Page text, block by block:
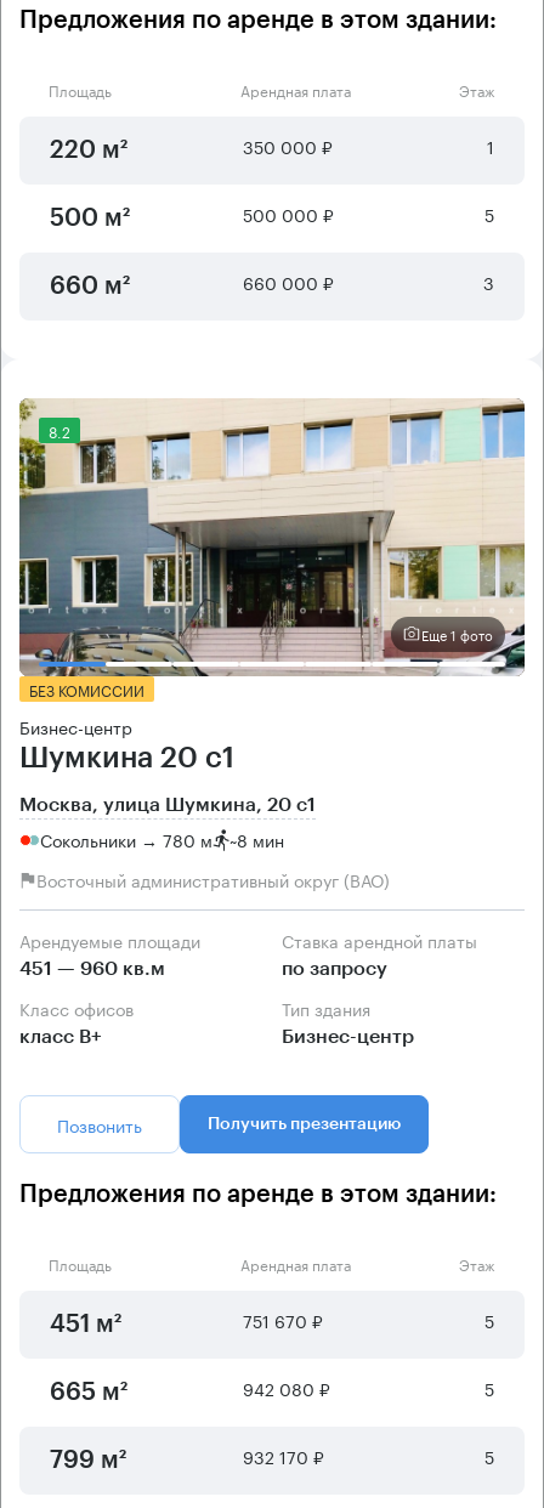
Предложения по аренде в этом здании:
Площадь Арендная плата Этаж
220 м² 350 000 ₽ 1
500 м² 500 000 ₽ 5
660 м² 660 000 ₽ 3
8.2
Еще 1 фото
БЕЗ КОМИССИИ
Бизнес-центр
Шумкина 20 с1
Москва, улица Шумкина, 20 с1
Сокольники → 780 м ~8 мин
Восточный административный округ (ВАО)
Арендуемые площади
451 — 960 кв.м
Ставка арендной платы
по запросу
Класс офисов
класс B+
Тип здания
Бизнес-центр
Позвонить Получить презентацию
Предложения по аренде в этом здании:
Площадь Арендная плата Этаж
451 м² 751 670 ₽ 5
665 м² 942 080 ₽ 5
799 м² 932 170 ₽ 5